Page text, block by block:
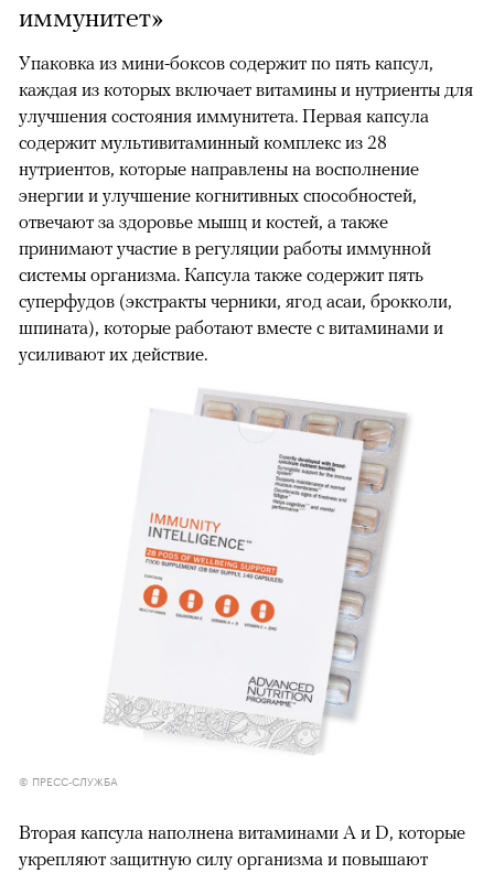
иммунитет»
Упаковка из мини-боксов содержит по пять капсул,
каждая из которых включает витамины и нутриенты для
улучшения состояния иммунитета. Первая капсула
содержит мультивитаминный комплекс из 28
нутриентов, которые направлены на восполнение
энергии и улучшение когнитивных способностей,
отвечают за здоровье мышц и костей, а также
принимают участие в регуляции работы иммунной
системы организма. Капсула также содержит пять
суперфудов (экстракты черники, ягод асаи, брокколи,
шпината), которые работают вместе с витаминами и
усиливают их действие.
© ПРЕСС-СЛУЖБА
Вторая капсула наполнена витаминами А и D, которые
укрепляют защитную силу организма и повышают